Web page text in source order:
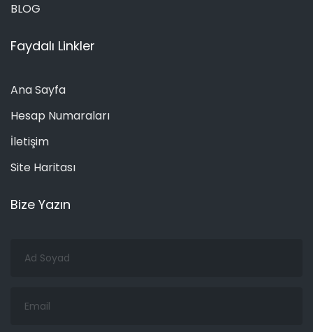
BLOG
Faydalı Linkler
Ana Sayfa
Hesap Numaraları
İletişim
Site Haritası
Bize Yazın
Soyad